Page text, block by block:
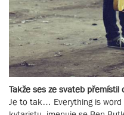
Takže ses ze svateb přemístil
Je to tak… Everything is